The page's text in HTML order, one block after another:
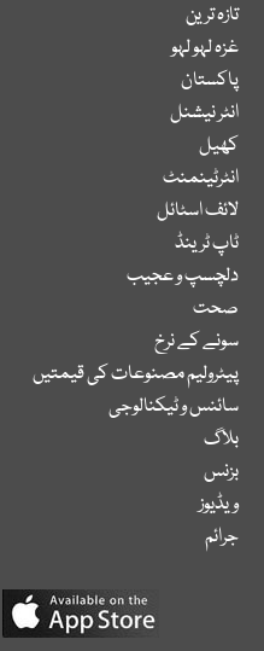
تازہ ترین
غزہ لہو لہو
پاکستان
انٹر نیشنل
کھیل
انٹرٹینمنٹ
لائف اسٹائل
ٹاپ ٹرینڈ
دلچسپ و عجیب
صحت
سونے کے نرخ
پیٹرولیم مصنوعات کی قیمتیں
سائنس و ٹیکنالوجی
بلاگ
بزنس
ویڈیوز
جرائم